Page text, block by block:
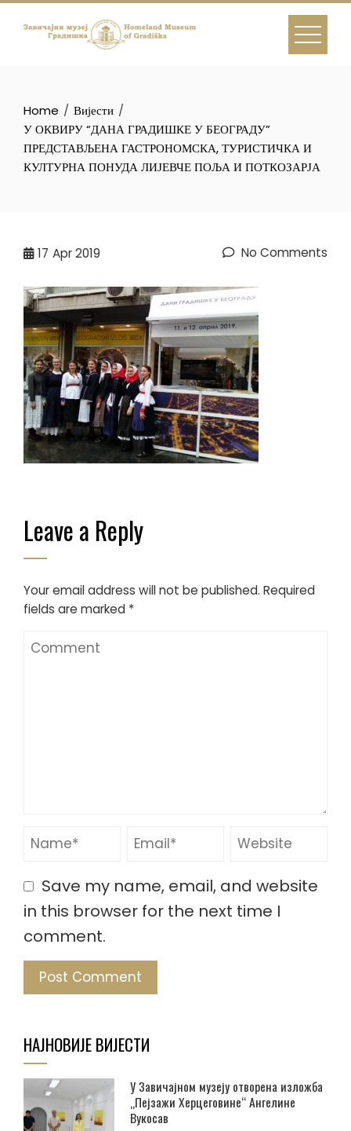
Skip
Home
Вијести
У ОКВИРУ “ДАНА ГРАДИШКЕ У БЕОГРАДУ”
ПРЕДСТАВЉЕНА ГАСТРОНОМСКА, ТУРИСТИЧКА И
КУЛТУРНА ПОНУДА ЛИЈЕВЧЕ ПОЉА И ПОТКОЗАРЈА
17 Apr 2019 No Comments
Leave a Reply
Your email address will not be published. Required
fields are marked *
Save my name, email, and website
in this browser for the next time I
comment.
НАЈНОВИЈЕ ВИЈЕСТИ
У Завичајном музеју отворена изложба
„Пејзажи Херцеговине“ Ангелине
Вукосав